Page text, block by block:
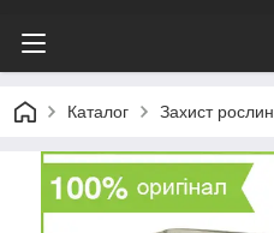
Каталог Захист рослин